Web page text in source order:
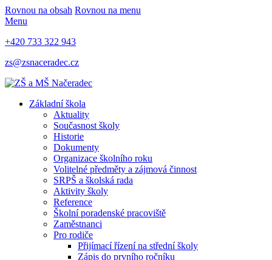
Rovnou na obsah Rovnou na menu
Menu
+420 733 322 943
zs@zsnaceradec.cz
Základní škola
Aktuality
Současnost školy
Historie
Dokumenty
Organizace školního roku
Volitelné předměty a zájmová činnost
SRPŠ a školská rada
Aktivity školy
Reference
Školní poradenské pracoviště
Zaměstnanci
Pro rodiče
Přijímací řízení na střední školy
Zápis do prvního ročníku